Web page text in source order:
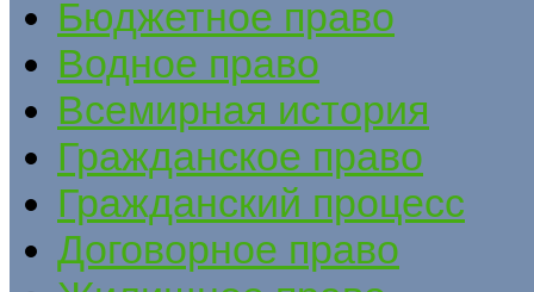
Бюджетное право
Водное право
Всемирная история
Гражданское право
Гражданский процесс
Договорное право